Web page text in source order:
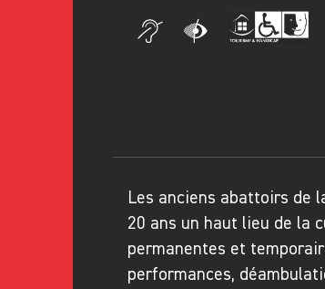
Les anciens abattoirs de
20 ans un haut lieu de la
permanentes et
performances,